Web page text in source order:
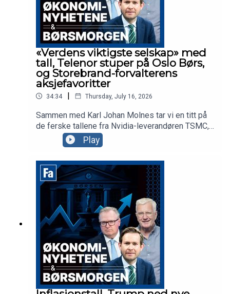
«Verdens viktigste selskap» med
tall, Telenor stuper på Oslo Børs,
og Storebrand-forvalterens
aksjefavoritter
34:34 | Thursday, July 16, 2026
Sammen med Karl Johan Molnes tar vi en titt på
de ferske tallene fra Nvidia-leverandøren TSMC,
Trumps siste olje-utspill, og Telenor hvor
investorene reagerer med å sende aksjen rett ned
forvalter Sunniva Bratt Slette, som forteller om
strategien og aksjefavorittene til fondet
Fremtidens Byer.
Play